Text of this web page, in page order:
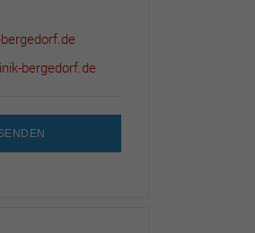
bergedorf.de